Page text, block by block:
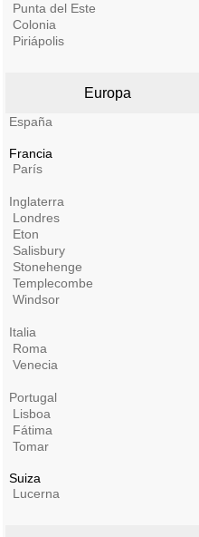
Punta del Este
Colonia
Piriápolis
Europa
España
Francia
París
Inglaterra
Londres
Eton
Salisbury
Stonehenge
Templecombe
Windsor
Italia
Roma
Venecia
Portugal
Lisboa
Fátima
Tomar
Suiza
Lucerna